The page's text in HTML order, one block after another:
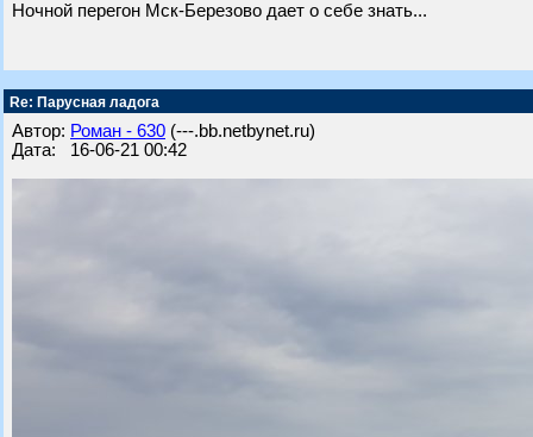
Ночной перегон Мск-Березово дает о себе знать...
Re: Парусная ладога
Автор: Роман - 630 (---.bb.netbynet.ru)
Дата: 16-06-21 00:42